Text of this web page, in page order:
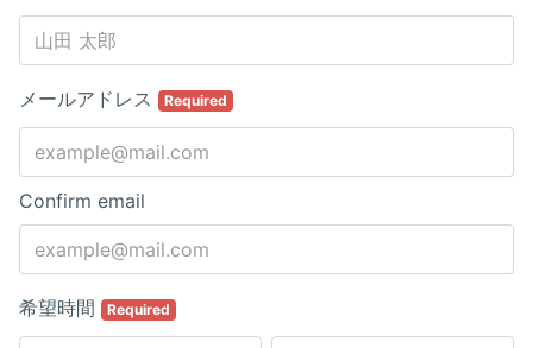
メールアドレス Required
Confirm email
希望時間 Required